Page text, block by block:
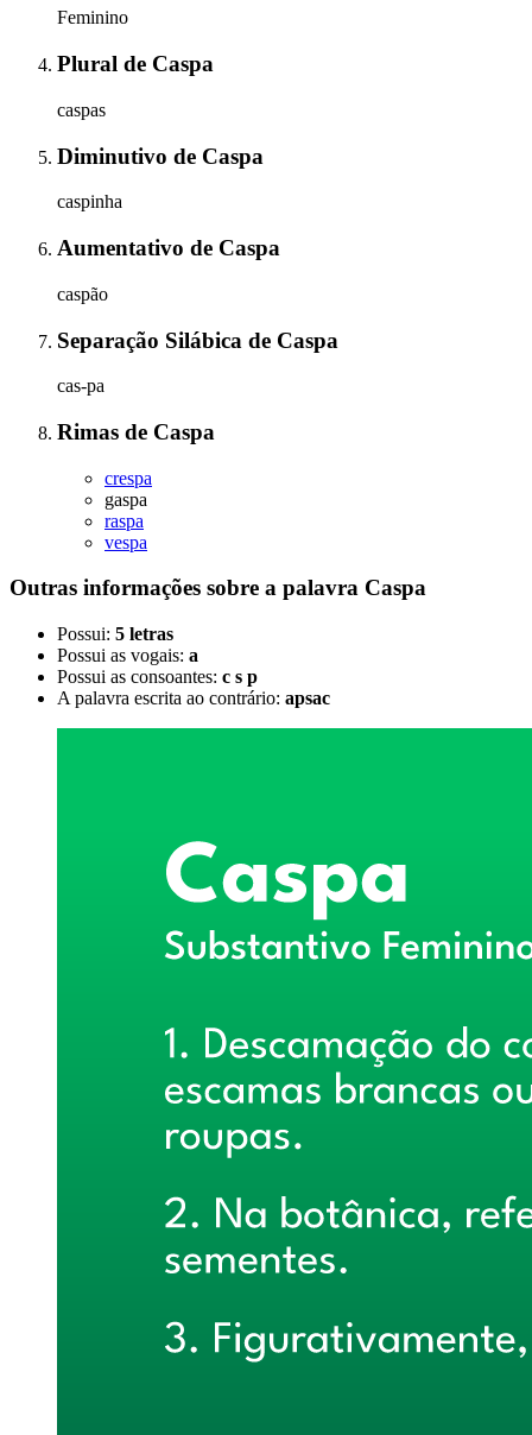
Feminino
Plural de Caspa
caspas
Diminutivo de Caspa
caspinha
Aumentativo de Caspa
caspão
Separação Silábica de Caspa
cas-pa
Rimas de Caspa
crespa
gaspa
raspa
vespa
Outras informações sobre a palavra Caspa
Possui: 5 letras
Possui as vogais: a
Possui as consoantes: c s p
A palavra escrita ao contrário: apsac